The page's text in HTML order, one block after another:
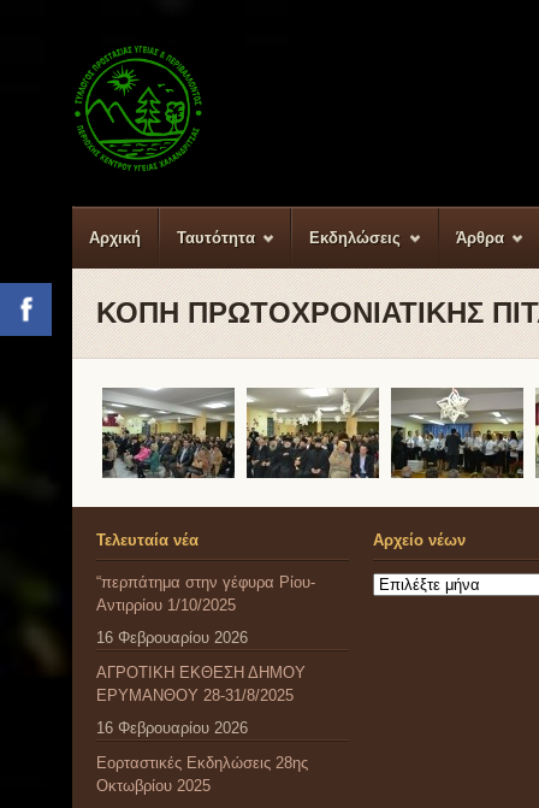
Αρχική Ταυτότητα Εκδηλώσεις Άρθρα
ΚΟΠΗ ΠΡΩΤΟΧΡΟΝΙΑΤΙΚΗΣ
Τελευταία νέα
“περπάτημα στην γέφυρα Ρίου-
Αντιρρίου 1/10/2025
16 Φεβρουαρίου 2026
ΑΓΡΟΤΙΚΗ ΕΚΘΕΣΗ ΔΗΜΟΥ
ΕΡΥΜΑΝΘΟΥ 28-31/8/2025
16 Φεβρουαρίου 2026
Εορταστικές Εκδηλώσεις 28ης
Οκτωβρίου 2025
Αρχείο νέων
Αρχείο
Facebook